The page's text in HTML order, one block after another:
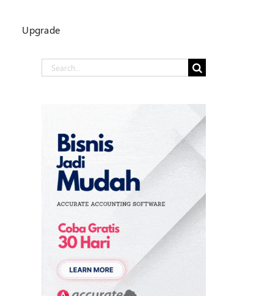
Upgrade
Search
for: